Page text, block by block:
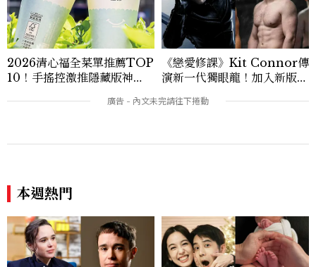
談與每一篇文章裡，留下值得反覆回味的
光。
2026清心福全菜單推薦TOP
10！手搖控激推隱藏版神
《戀愛修課》Kit Connor傳
演新一代獨眼龍！加入新版
Sink
本週熱門